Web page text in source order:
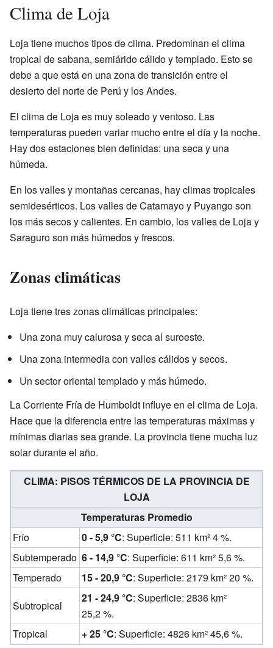
Clima de Loja
Loja tiene muchos tipos de clima. Predominan el clima
tropical de sabana, semiárido cálido y templado. Esto se
debe a que está en una zona de transición entre el
desierto del norte de Perú y los Andes.
El clima de Loja es muy soleado y ventoso. Las
temperaturas pueden variar mucho entre el día y la noche.
Hay dos estaciones bien definidas: una seca y una
húmeda.
En los valles y montañas cercanas, hay climas tropicales
semidesérticos. Los valles de Catamayo y Puyango son
los más secos y calientes. En cambio, los valles de Loja y
Saraguro son más húmedos y frescos.
Zonas climáticas
Loja tiene tres zonas climáticas principales:
Una zona muy calurosa y seca al suroeste.
Una zona intermedia con valles cálidos y secos.
Un sector oriental templado y más húmedo.
La Corriente Fría de Humboldt influye en el clima de Loja.
Hace que la diferencia entre las temperaturas máximas y
mínimas diarias sea grande. La provincia tiene mucha luz
solar durante el año.
CLIMA: PISOS TÉRMICOS DE LA PROVINCIA DE
LOJA
Temperaturas Promedio
Frío
0 - 5,9 °C: Superficie: 511 km² 4 %.
Subtemperado 6 - 14,9 °C: Superficie: 611 km² 5,6 %.
Temperado
15 - 20,9 °C: Superficie: 2179 km² 20 %.
Subtropical
21 - 24,9 °C: Superficie: 2836 km²
25,2 %.
Tropical
+ 25 °C: Superficie: 4826 km² 45,6 %.